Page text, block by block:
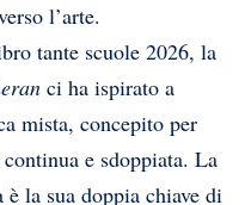
l’arte.
tante scuole 2026, la
ci ha ispirato a
mista, concepito per
e sdoppiata. La
la sua doppia chiave di